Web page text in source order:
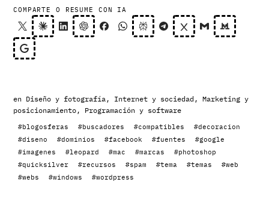
COMPARTE O RESUME CON IA
en Diseño y fotografía, Internet y sociedad , Marketing y
posicionamiento, Programación y software
#blogosferas #buscadores #compatibles
#decoracion
#diseno
#dominios #facebook #fuentes
#google
#imagenes
#leopard #mac #marcas
#photoshop
#quicksilver
#recursos #spam #tema #temas
#web
#webs
#windows #wordpress